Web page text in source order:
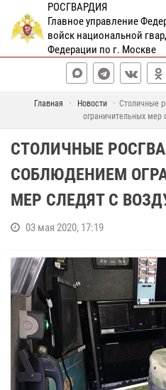
РОСГВАРДИЯ
Главное управление
войск национальной
Федерации по г. Москве
Главная Новости
Столичные
ограничительных мер
СТОЛИЧНЫЕ
СОБЛЮДЕНИЕМ
МЕР СЛЕДЯТ С
03 мая 2020, 17:19